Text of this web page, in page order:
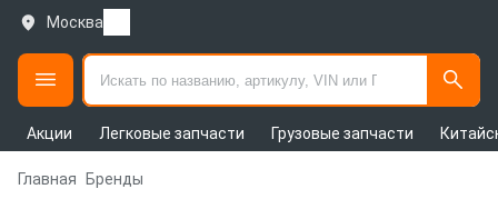
Москва
Акции Легковые запчасти Грузовые запчасти
Главная Бренды